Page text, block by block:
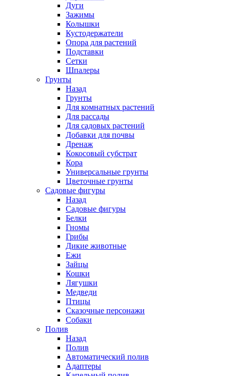
Дуги
Зажимы
Колышки
Кустодержатели
Опора для растений
Подставки
Сетки
Шпалеры
Грунты
Назад
Грунты
Для комнатных растений
Для рассады
Для садовых растений
Добавки для почвы
Дренаж
Кокосовый субстрат
Кора
Универсальные грунты
Цветочные грунты
Садовые фигуры
Назад
Садовые фигуры
Белки
Гномы
Грибы
Дикие животные
Ежи
Зайцы
Кошки
Лягушки
Медведи
Птицы
Сказочные персонажи
Собаки
Полив
Назад
Полив
Автоматический полив
Адаптеры